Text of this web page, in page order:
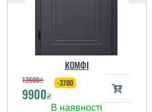
КОМФІ
13600₴
9900₴
-3700